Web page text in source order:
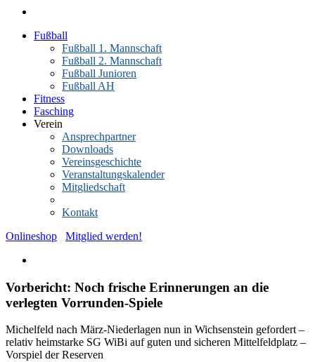
Fußball
Fußball 1. Mannschaft
Fußball 2. Mannschaft
Fußball Junioren
Fußball AH
Fitness
Fasching
Verein
Ansprechpartner
Downloads
Vereinsgeschichte
Veranstaltungskalender
Mitgliedschaft
Kontakt
Onlineshop
Mitglied werden!
Vorbericht: Noch frische Erinnerungen an die
verlegten Vorrunden-Spiele
Michelfeld nach März-Niederlagen nun in Wichsenstein gefordert –
relativ heimstarke SG WiBi auf guten und sicheren Mittelfeldplatz –
Vorspiel der Reserven